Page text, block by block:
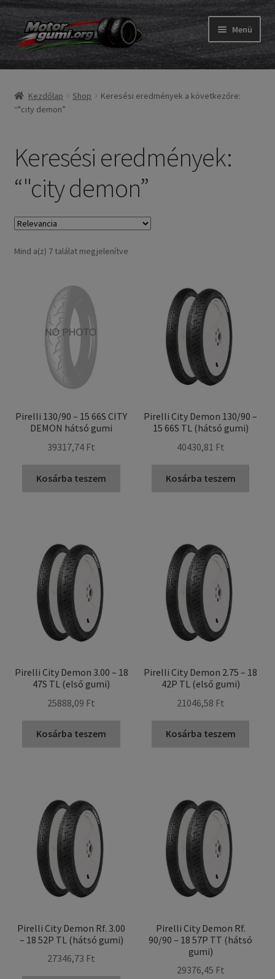
Ugrás
a
navigációhoz
Kilépés
a
tartalomba
Menü
Gumik
Expand
Belső gumi és szalag
Gumi ABC
Márkák
Tesztek
Kezdőlap Shop
Keresési eredmények a következőre:
“"city demon”
Keresési eredmények:
“"city demon”
Mind a(z) 7 találat megjelenítveSorted
Pirelli 130/90 – 15 66S CITY
DEMON hátsó gumi
39317,74 Ft
Kosárba teszem
Pirelli City Demon 130/90 –
15 66S TL (hátsó gumi)
40430,81 Ft
Kosárba teszem
Pirelli City Demon 3.00 – 18
47S TL (első gumi)
25888,09 Ft
Kosárba teszem
Pirelli City Demon 2.75 – 18
42P TL (első gumi)
21046,58 Ft
Kosárba teszem
Pirelli City Demon Rf. 3.00
– 18 52P TL (hátsó gumi)
27346,73 Ft
Pirelli City Demon Rf.
90/90 – 18 57P TT (hátsó
gumi)
29376,45 Ft